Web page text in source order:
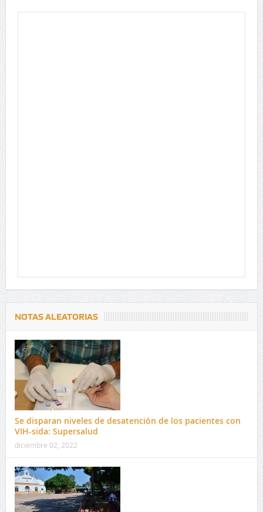
NOTAS ALEATORIAS
Se disparan niveles de desatención de los pacientes con
VIH-sida: Supersalud
diciembre 02, 2022